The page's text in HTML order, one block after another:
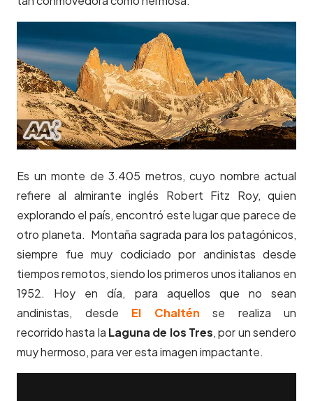
Es un monte de 3.405 metros, cuyo nombre actual
refiere al almirante inglés Robert Fitz Roy, quien
explorando el país, encontró este lugar que parece de
otro planeta. Montaña sagrada para los patagónicos,
siempre fue muy codiciado por andinistas desde
tiempos remotos, siendo los primeros unos italianos en
1952. Hoy en día, para aquellos que no sean
andinistas, desde El Chaltén se realiza un
recorrido hasta la Laguna de los Tres, por un sendero
muy hermoso, para ver esta imagen impactante.